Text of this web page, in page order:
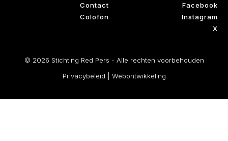
Contact
Colofon
Facebook
Instagram
X
© 2026 Stichting Red Pers - Alle rechten voorbehouden
Privacybeleid
Webontwikkeling